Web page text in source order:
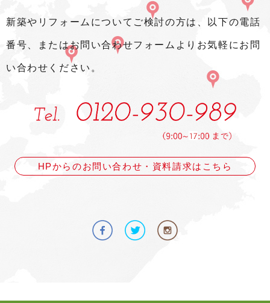
新築やリフォームについてご検討の方は、以下の電話
番号、またはお問い合わせフォームよりお気軽にお問
い合わせください。
HPからのお問い合わせ・資料請求はこちら